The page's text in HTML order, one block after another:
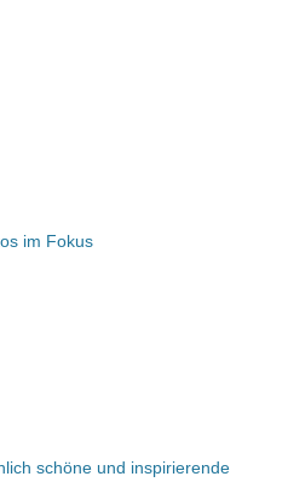
im Fokus
schöne und inspirierende